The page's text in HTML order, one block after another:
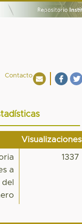
Contacto
Visualizaciones
a
1337